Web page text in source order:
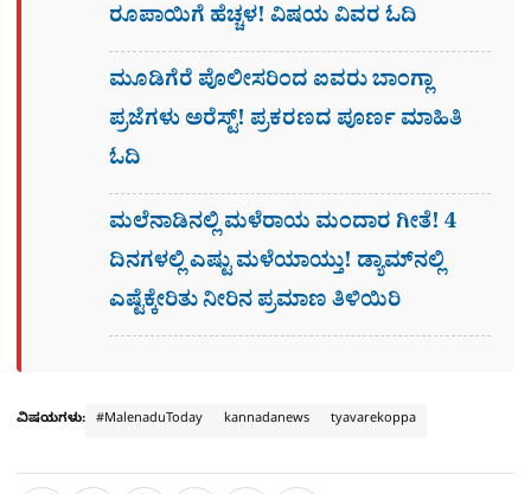
ರೂಪಾಯಿಗೆ ಹೆಚ್ಚಳ! ವಿಷಯ ವಿವರ ಓದಿ
ಮೂಡಿಗೆರೆ ಪೊಲೀಸರಿಂದ ಐವರು ಬಾಂಗ್ಲಾ
ಪ್ರಜೆಗಳು ಅರೆಸ್ಟ್! ಪ್ರಕರಣದ ಪೂರ್ಣ ಮಾಹಿತಿ
ಓದಿ
ಮಲೆನಾಡಿನಲ್ಲಿ ಮಳೆರಾಯ ಮಂದಾರ ಗೀತೆ! 4
ದಿನಗಳಲ್ಲಿ ಎಷ್ಟು ಮಳೆಯಾಯ್ತು! ಡ್ಯಾಮ್​ನಲ್ಲಿ
ಎಷ್ಟೆಕ್ಕೇರಿತು ನೀರಿನ ಪ್ರಮಾಣ ತಿಳಿಯಿರಿ
ವಿಷಯಗಳು: #MalenaduToday kannadanews tyavarekoppa